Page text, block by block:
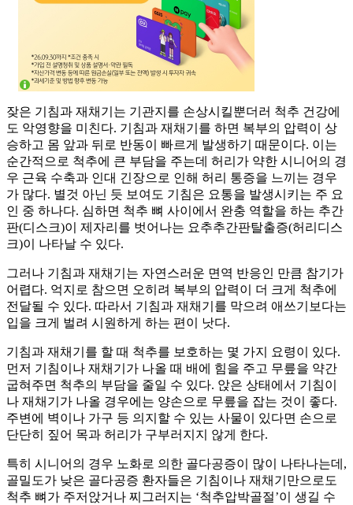
잦은 기침과 재채기는 기관지를 손상시킬뿐더러 척추 건강에
도 악영향을 미친다. 기침과 재채기를 하면 복부의 압력이 상
승하고 몸 앞과 뒤로 반동이 빠르게 발생하기 때문이다. 이는
순간적으로 척추에 큰 부담을 주는데 허리가 약한 시니어의 경
우 근육 수축과 인대 긴장으로 인해 허리 통증을 느끼는 경우
가 많다. 별것 아닌 듯 보여도 기침은 요통을 발생시키는 주 요
인 중 하나다. 심하면 척추 뼈 사이에서 완충 역할을 하는 추간
판(디스크)이 제자리를 벗어나는 요추추간판탈출증(허리디스
크)이 나타날 수 있다.
그러나 기침과 재채기는 자연스러운 면역 반응인 만큼 참기가
어렵다. 억지로 참으면 오히려 복부의 압력이 더 크게 척추에
전달될 수 있다. 따라서 기침과 재채기를 막으려 애쓰기보다는
입을 크게 벌려 시원하게 하는 편이 낫다.
기침과 재채기를 할 때 척추를 보호하는 몇 가지 요령이 있다.
먼저 기침이나 재채기가 나올 때 배에 힘을 주고 무릎을 약간
굽혀주면 척추의 부담을 줄일 수 있다. 앉은 상태에서 기침이
나 재채기가 나올 경우에는 양손으로 무릎을 잡는 것이 좋다.
주변에 벽이나 가구 등 의지할 수 있는 사물이 있다면 손으로
단단히 짚어 목과 허리가 구부러지지 않게 한다.
특히 시니어의 경우 노화로 의한 골다공증이 많이 나타나는데,
골밀도가 낮은 골다공증 환자들은 기침이나 재채기만으로도
척추 뼈가 주저앉거나 찌그러지는 ‘척추압박골절’이 생길 수